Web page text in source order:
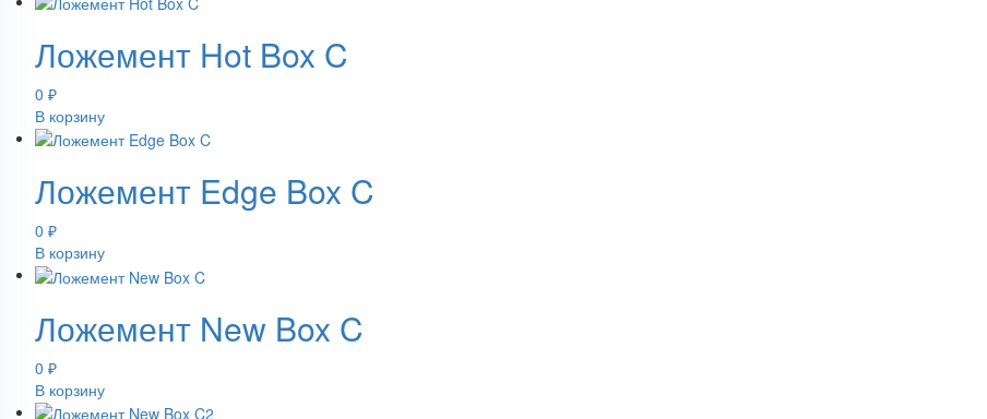
Ложемент Hot Box C
0 ₽
В корзину
Ложемент Edge Box C
0 ₽
В корзину
Ложемент New Box C
0 ₽
В корзину